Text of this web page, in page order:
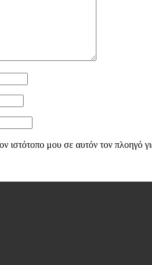
ιστότοπο μου σε αυτόν τον πλοηγό